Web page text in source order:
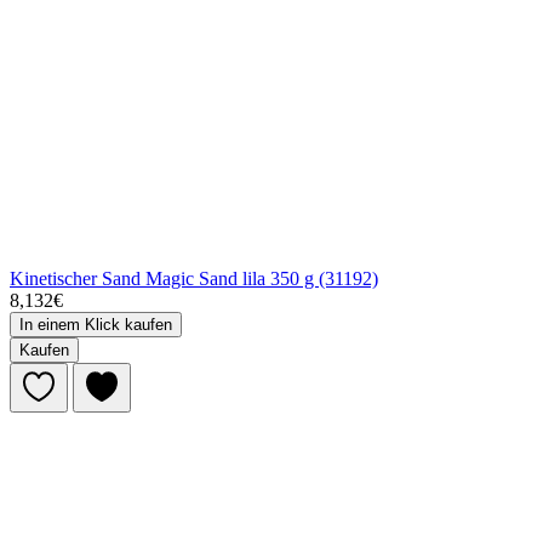
Kinetischer Sand Magic Sand lila 350 g (31192)
8,132€
In einem Klick kaufen
Kaufen